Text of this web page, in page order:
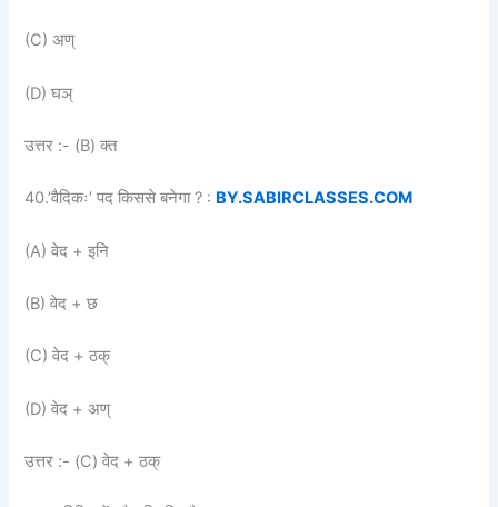
(C) अण्
(D) घञ्
उत्तर :- (B) क्त
40.’वैदिकः’ पद किससे बनेगा ? : BY.SABIRCLASSES.COM
(A) वेद + इनि
(B) वेद + छ
(C) वेद + ठक्
(D) वेद + अण्
उत्तर :- (C) वेद + ठक्